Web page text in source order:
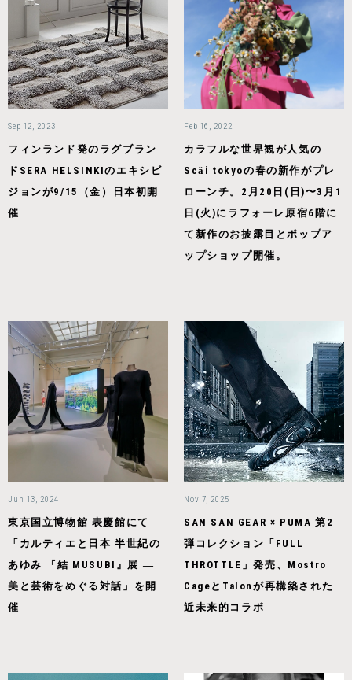
Sep 12, 2023
フィンランド発のラグブラン
ドSERA HELSINKIのエキシビ
ジョンが9/15（金）日本初開
催
Feb 16, 2022
カラフルな世界観が人気の
Scǎi tokyoの春の新作がプレ
ローンチ。2月20日(日)〜3月1
日(火)にラフォーレ原宿6階に
て新作のお披露目とポップア
ップショップ開催。
Jun 13, 2024
東京国立博物館 表慶館にて
「カルティエと日本 半世紀の
あゆみ 『結 MUSUBI』展 ―
美と芸術をめぐる対話」を開
催
Nov 7, 2025
SAN SAN GEAR × PUMA 第2
弾コレクション「FULL
THROTTLE」発売、Mostro
CageとTalonが再構築された
近未来的コラボ